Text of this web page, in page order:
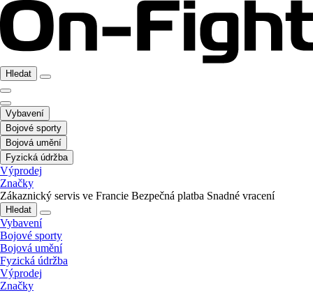
Hledat
Vybavení
Bojové sporty
Bojová umění
Fyzická údržba
Výprodej
Značky
Zákaznický servis ve Francie Bezpečná platba Snadné vracení
Hledat
Vybavení
Bojové sporty
Bojová umění
Fyzická údržba
Výprodej
Značky